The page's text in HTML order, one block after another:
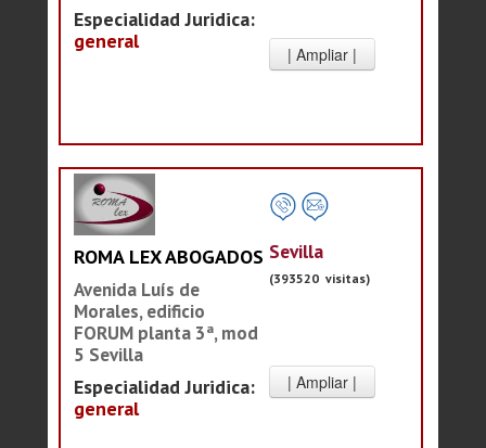
Especialidad Juridica:
general
ROMA LEX ABOGADOS
Avenida Luís de
Morales, edificio
FORUM planta 3ª, mod
5 Sevilla
Especialidad Juridica:
general
Sevilla
(393520 visitas)